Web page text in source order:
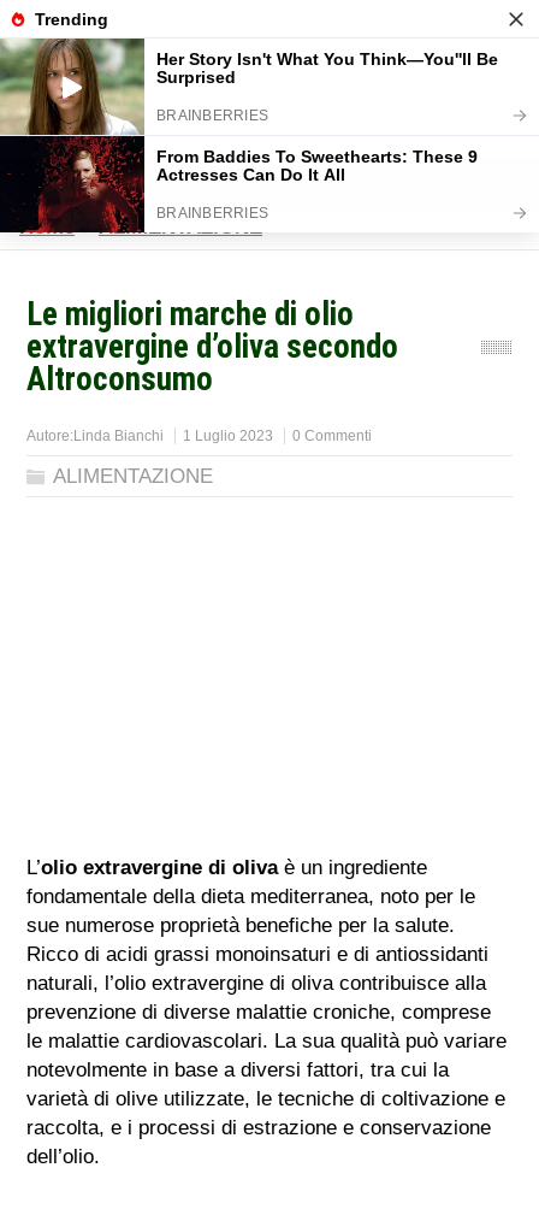
Home ALIMENTAZIONE
Le migliori marche di olio
extravergine d’oliva secondo
Altroconsumo
Autore:Linda Bianchi 1 Luglio 2023 0 Commenti
ALIMENTAZIONE
L’olio extravergine di olivaè un ingrediente
fondamentale della dieta mediterranea, noto per le
sue numerose proprietà benefiche per la salute.
Ricco di acidi grassi monoinsaturi e di antiossidanti
naturali, l’olio extravergine di oliva contribuisce alla
prevenzione di diverse malattie croniche, comprese
le malattie cardiovascolari. La sua qualità può variare
notevolmente in base a diversi fattori, tra cui la
varietà di olive utilizzate, le tecniche di coltivazione e
raccolta, e i processi di estrazione e conservazione
dell’olio.